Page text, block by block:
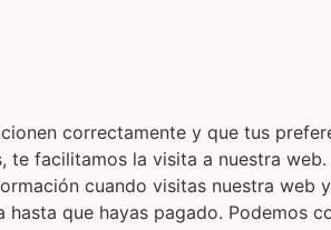
correctamente y que tus
te facilitamos la visita a nuestra web.
cuando visitas nuestra web
que hayas pagado. Podemos